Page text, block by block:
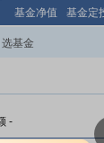
基金净值 基金定
选基金
-